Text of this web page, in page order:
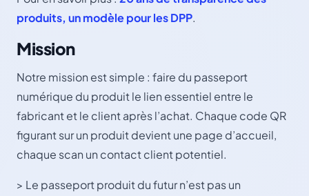
produits, un modèle pour les DPP.
Mission
Notre mission est simple : faire du passeport
numérique du produit le lien essentiel entre le
fabricant et le client après l’achat. Chaque code QR
figurant sur un produit devient une page d’accueil,
chaque scan un contact client potentiel.
> Le passeport produit du futur n’est pas un